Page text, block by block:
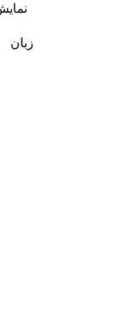
زبان